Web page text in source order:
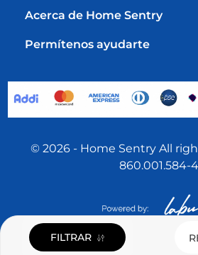
FILTRAR
Acerca de Home Sentry
Permítenos ayudarte
© 2026 - Home Sentry All
860.001.584-4